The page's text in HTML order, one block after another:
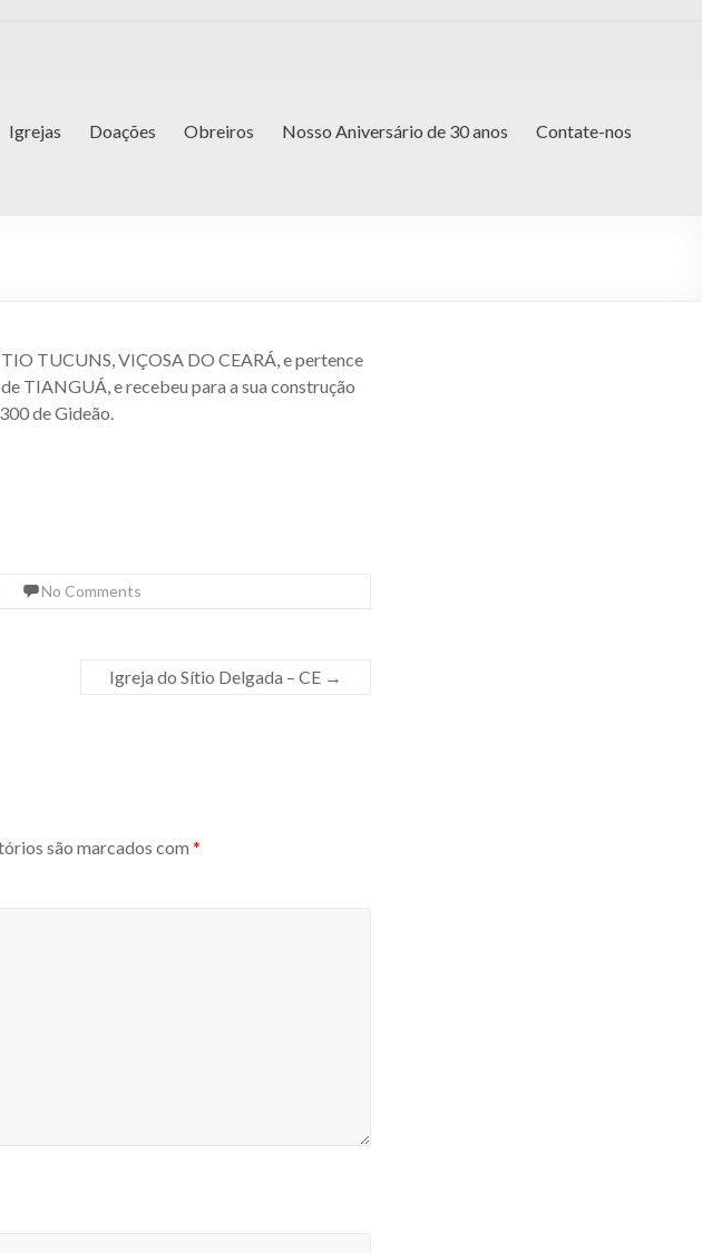
Igrejas Doações Obreiros Nosso Aniversário de 30 anos Contate-nos
TUCUNS, VIÇOSA DO CEARÁ, e pertence
TIANGUÁ, e recebeu para a sua construção
de Gideão.
No Comments
Igreja do Sítio Delgada – CE →
são marcados com *